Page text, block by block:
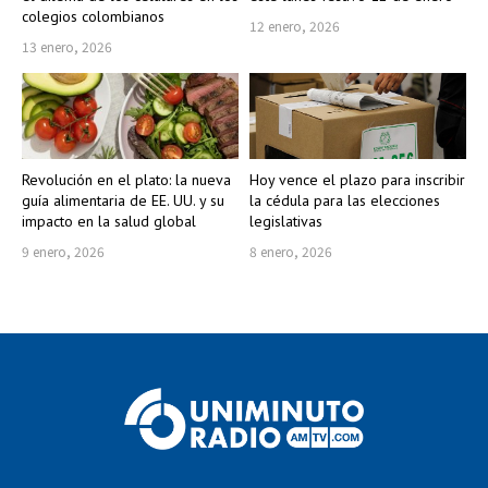
colegios colombianos
13 enero, 2026
12 enero, 2026
Revolución en el plato: la nueva
guía alimentaria de EE. UU. y su
impacto en la salud global
9 enero, 2026
Hoy vence el plazo para inscribir
la cédula para las elecciones
legislativas
8 enero, 2026